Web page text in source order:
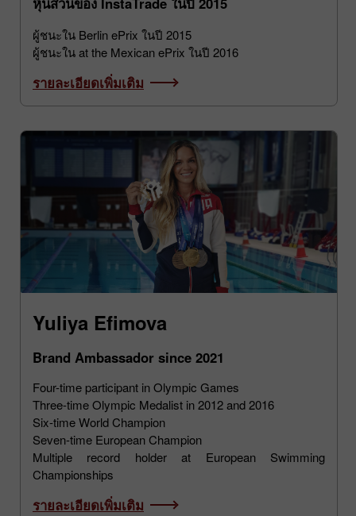
ผู้ชนะใน Berlin ePrix ในปี 2015
ผู้ชนะใน at the Mexican ePrix ในปี 2016
รายละเอียดเพิ่มเติม
Yuliya Efimova
Four-time participant in Olympic Games
Three-time Olympic Medalist in 2012 and 2016
Six-time World Champion
Seven-time European Champion
Multiple record holder at European Swimming
Championships